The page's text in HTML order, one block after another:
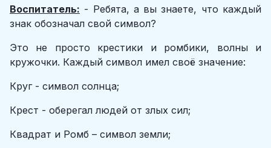
Воспитатель: - Ребята, а вы знаете, что каждый
знак обозначал свой символ?
Это не просто крестики и ромбики, волны и
кружочки. Каждый символ имел своё значение:
Круг - символ солнца;
Крест - оберегал людей от злых сил;
Квадрат и Ромб – символ земли;